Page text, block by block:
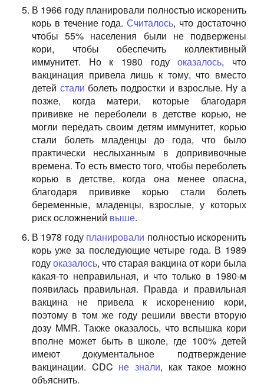
В 1966 году планировали полностью искоренить
корь в течение года.Считалось, что достаточно
чтобы 55% населения были не подвержены
кори, чтобы обеспечить коллективный
иммунитет. Но к 1980 годуоказалось, что
вакцинация привела лишь к тому, что вместо
детей стали болеть подростки и взрослые. Ну а
позже, когда матери, которые благодаря
прививке не переболели в детстве корью, не
могли передать своим детям иммунитет, корью
стали болеть младенцы до года, что было
практически неслыханным в допрививочные
времена. То есть вместо того, чтобы переболеть
корью в детстве, когда она менее опасна,
благодаря прививке корью стали болеть
беременные, младенцы, взрослые, у которых
риск осложнений выше.
В 1978 году планировали полностью искоренить
корь уже за последующие четыре года. В 1989
годуоказалось, что старая вакцина от кори была
какая-то неправильная, и что только в 1980-м
появилась правильная. Правда и правильная
вакцина не привела к искоренению кори,
поэтому в том же году решили ввести вторую
дозу MMR. Также оказалось, что вспышка кори
вполне может быть в школе, где 100% детей
имеют документальное подтверждение
вакцинации. CDC не знали, как такое можно
объяснить.